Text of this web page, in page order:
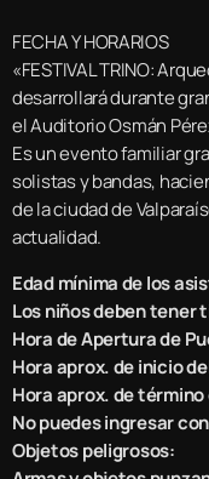
FECHA Y HORARIOS
«FESTIVAL TRINO:
desarrollará durante
el Auditorio Osmán
Es un evento familiar
solistas y bandas,
de la ciudad de
actualidad.
Edad mínima de los
Los niños deben tener
Hora de Apertura de
Hora aprox. de inicio
Hora aprox. de
No puedes ingresar
Objetos peligrosos: